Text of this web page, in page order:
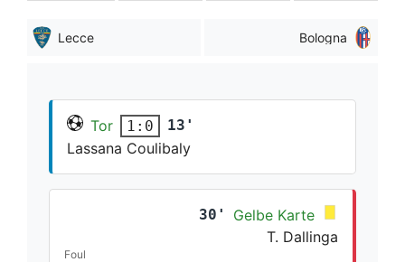
Lecce Bologna
Tor 1:0 13'
Lassana Coulibaly
30'
Gelbe Karte
T. Dallinga
Foul